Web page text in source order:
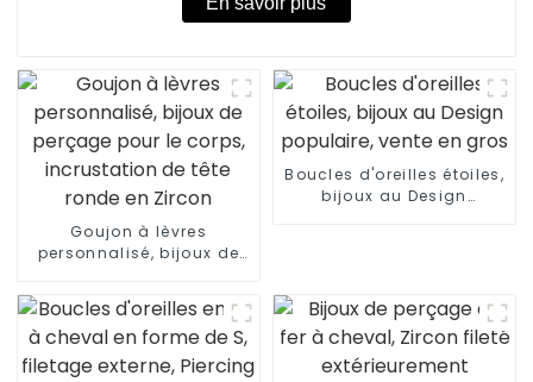
Goujon à lèvres
personnalisé, bijoux de
incrustation de tête
ronde en Zircon
Boucles d'oreilles étoiles,
bijoux au Design